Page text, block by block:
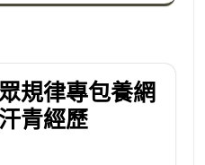
規律專包養網
青經歷